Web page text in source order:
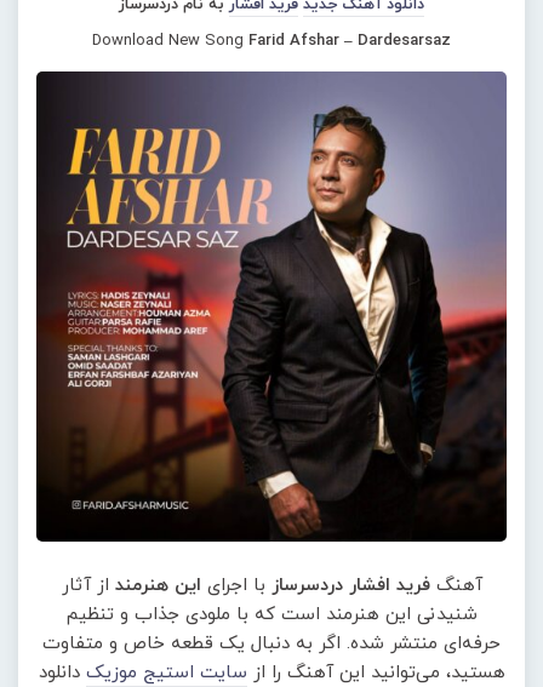
دانلود آهنگ جدید فرید افشار به نام دردسرساز
Download New Song Farid Afshar – Dardesarsaz
آهنگفرید افشار دردسرساز با اجرای این هنرمند از آثار
شنیدنی این هنرمند است که با ملودی جذاب و تنظیم
حرفه‌ای منتشر شده. اگر به دنبال یک قطعه خاص و متفاوت
هستید، می‌توانید این آهنگ را از سایت استیج موزیک دانلود